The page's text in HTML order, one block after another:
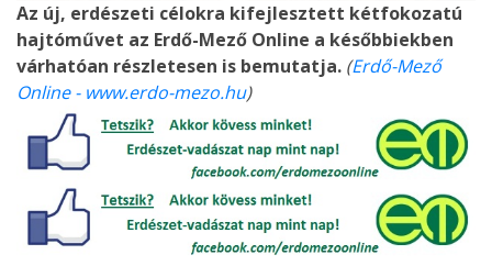
Az új, erdészeti célokra kifejlesztett kétfokozatú
hajtóművet az Erdő-Mező Online a későbbiekben
várhatóan részletesen is bemutatja. (Erdő-Mező
Online - www.erdo-mezo.hu)